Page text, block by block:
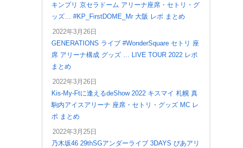
キンプリ 京セラドーム アリーナ座席・セトリ・グ
ッズ… #KP_FirstDOME_Mr 大阪 レポ まとめ
2022年3月26日
GENERATIONS ライブ #WonderSquare セトリ 座
席 アリーナ構成 グッズ … LIVE TOUR 2022 レポ
まとめ
2022年3月26日
Kis-My-Ftに逢えるdeShow 2022 キスマイ 札幌 真
駒内アイスアリーナ 座席・セトリ・グッズ MC レ
ポ まとめ
2022年3月25日
乃木坂46 29thSGアンダーライブ 3DAYS ぴあアリ